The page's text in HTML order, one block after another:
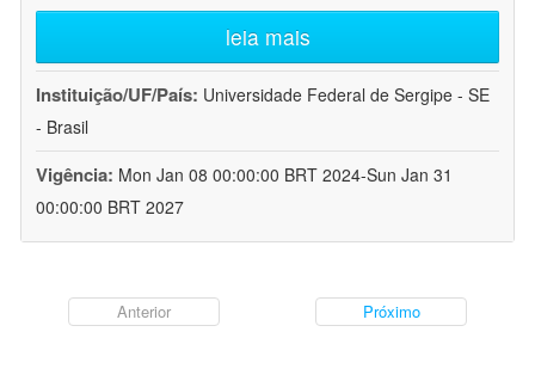
leia mais
Instituição/UF/País: Universidade Federal de Sergipe - SE
- Brasil
Vigência: Mon Jan 08 00:00:00 BRT 2024-Sun Jan 31
00:00:00 BRT 2027
Anterior Próximo